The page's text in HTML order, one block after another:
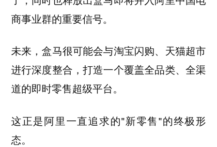
商事业群的重要信号。
未来，盒马很可能会与淘宝闪购、天猫超市
进行深度整合，打造一个覆盖全品类、全渠
道的即时零售超级平台。
这正是阿里一直追求的"新零售"的终极形
态。